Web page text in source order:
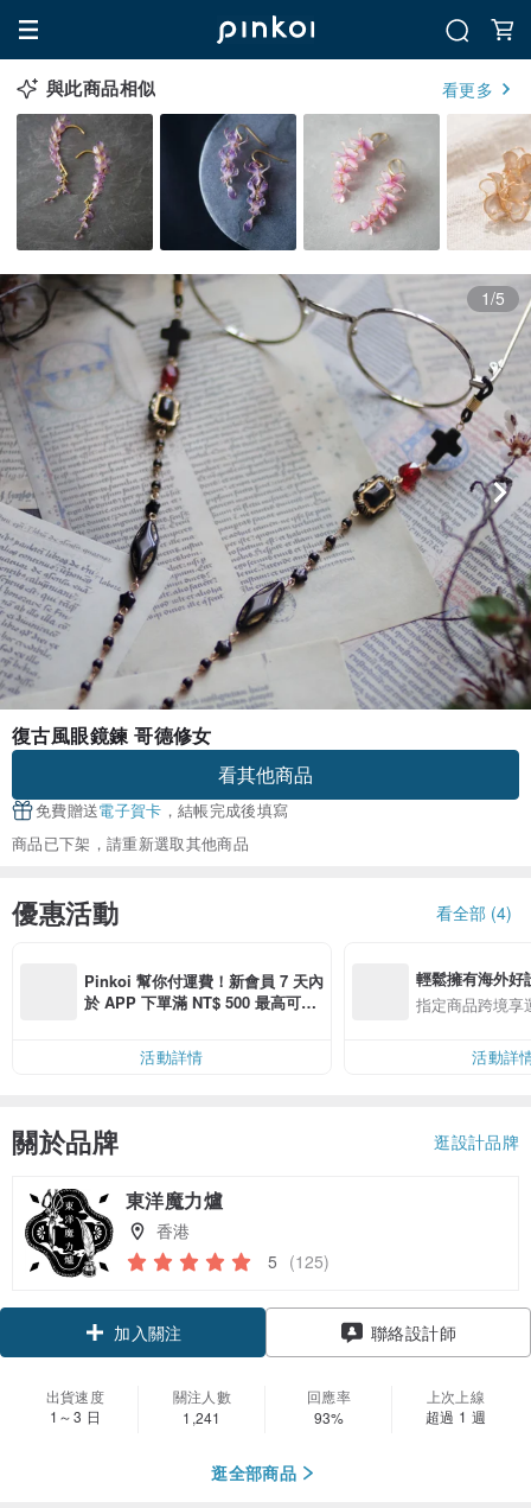
與此商品相似 看更多
1/5
復古風眼鏡鍊 哥德修女
看其他商品
免費贈送電子賀卡 ，結帳完成後填寫
商品已下架，請重新選取其他商品
優惠活動 看全部 (4)
Pinkoi 幫你付運費！新會員 7 天內
於 APP 下單滿 NT$ 500 最高可折
活動詳情
輕鬆擁有海外好
指定商品跨境享
活動詳
關於品牌 逛設計品牌
東洋魔力爐
香港
5 (125)
加入關注 聯絡設計師
出貨速度
1～3 日
關注人數
1,241
回應率
93%
上次上線
超過 1 週
逛全部商品